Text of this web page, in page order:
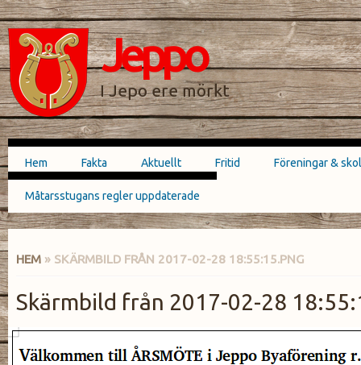
Hoppa till
huvudinnehåll
Skip to
navigation
Jeppo
I Jepo ere mörkt
SÖKFORMULÄR
Huvudmeny
Hem Fakta Aktuellt Fritid Föreningar &
Måtarsstugans regler uppdaterade
HEM » SKÄRMBILD FRÅN 2017-02-28 18:55:15.PNG
Skärmbild från 2017-02-28